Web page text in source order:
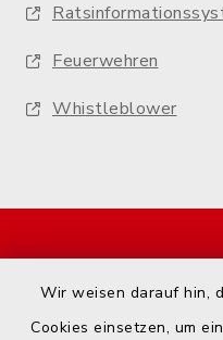
Wir weisen darauf hin,
Cookies einsetzen, um
Feuerwehren
Whistleblower